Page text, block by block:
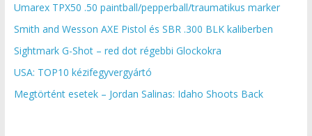
Umarex TPX50 .50 paintball/pepperball/traumatikus marker
Smith and Wesson AXE Pistol és SBR .300 BLK kaliberben
Sightmark G-Shot – red dot régebbi Glockokra
USA: TOP10 kézifegyvergyártó
Megtörtént esetek – Jordan Salinas: Idaho Shoots Back